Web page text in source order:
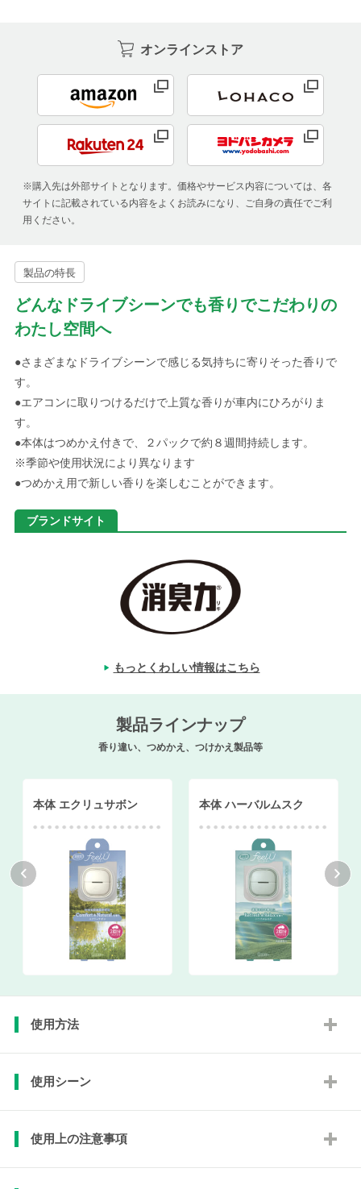
オンラインストア
※購入先は外部サイトとなります。価格やサービス内容については、各
サイトに記載されている内容をよくお読みになり、ご自身の責任でご利
用ください。
製品の特長
どんなドライブシーンでも香りでこだわりの
わたし空間へ
●さまざまなドライブシーンで感じる気持ちに寄りそった香りで
す。
●エアコンに取りつけるだけで上質な香りが車内にひろがりま
す。
●本体はつめかえ付きで、２パックで約８週間持続します。
※季節や使用状況により異なります
●つめかえ用で新しい香りを楽しむことができます。
ブランドサイト
もっとくわしい情報はこちら
製品ラインナップ
香り違い、つめかえ、つけかえ製品等
本体 エクリュサボン 本体 ハーバルムスク
使用方法
使用シーン
使用上の注意事項